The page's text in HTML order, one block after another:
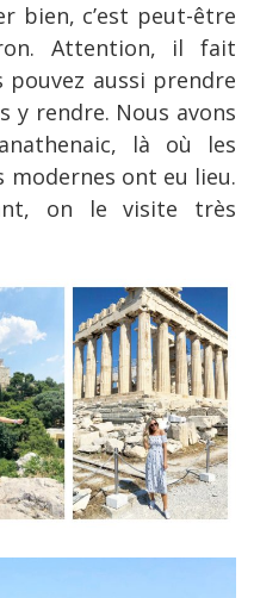
bien, c’est peut-être
Attention, il fait
pouvez aussi prendre
y rendre. Nous avons
là où les
modernes ont eu lieu.
on le visite très